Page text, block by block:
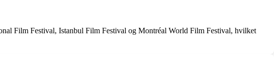
Film Festival, Istanbul Film Festival og Montréal World Film Festival, hvilket